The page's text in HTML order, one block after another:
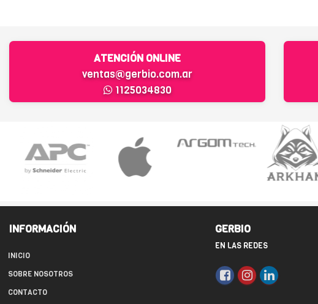
ATENCIÓN ONLINE
ventas@gerbio.com.ar
1125034830
INFORMACIÓN
INICIO
SOBRE NOSOTROS
CONTACTO
GERBIO
EN LAS REDES